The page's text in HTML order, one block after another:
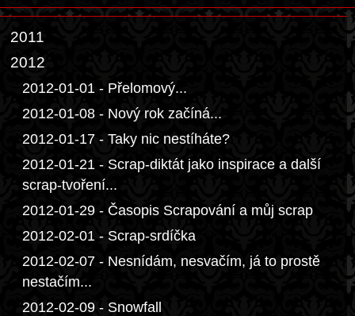
2011
2012
2012-01-01 - Přelomový...
2012-01-08 - Nový rok začíná...
2012-01-17 - Taky nic nestíháte?
2012-01-21 - Scrap-diktát jako inspirace a další
scrap-tvoření...
2012-01-29 - Časopis Scrapování a můj scrap
2012-02-01 - Scrap-srdíčka
2012-02-07 - Nesnídám, nesvačím, já to prostě
nestačím...
2012-02-09 - Snowfall